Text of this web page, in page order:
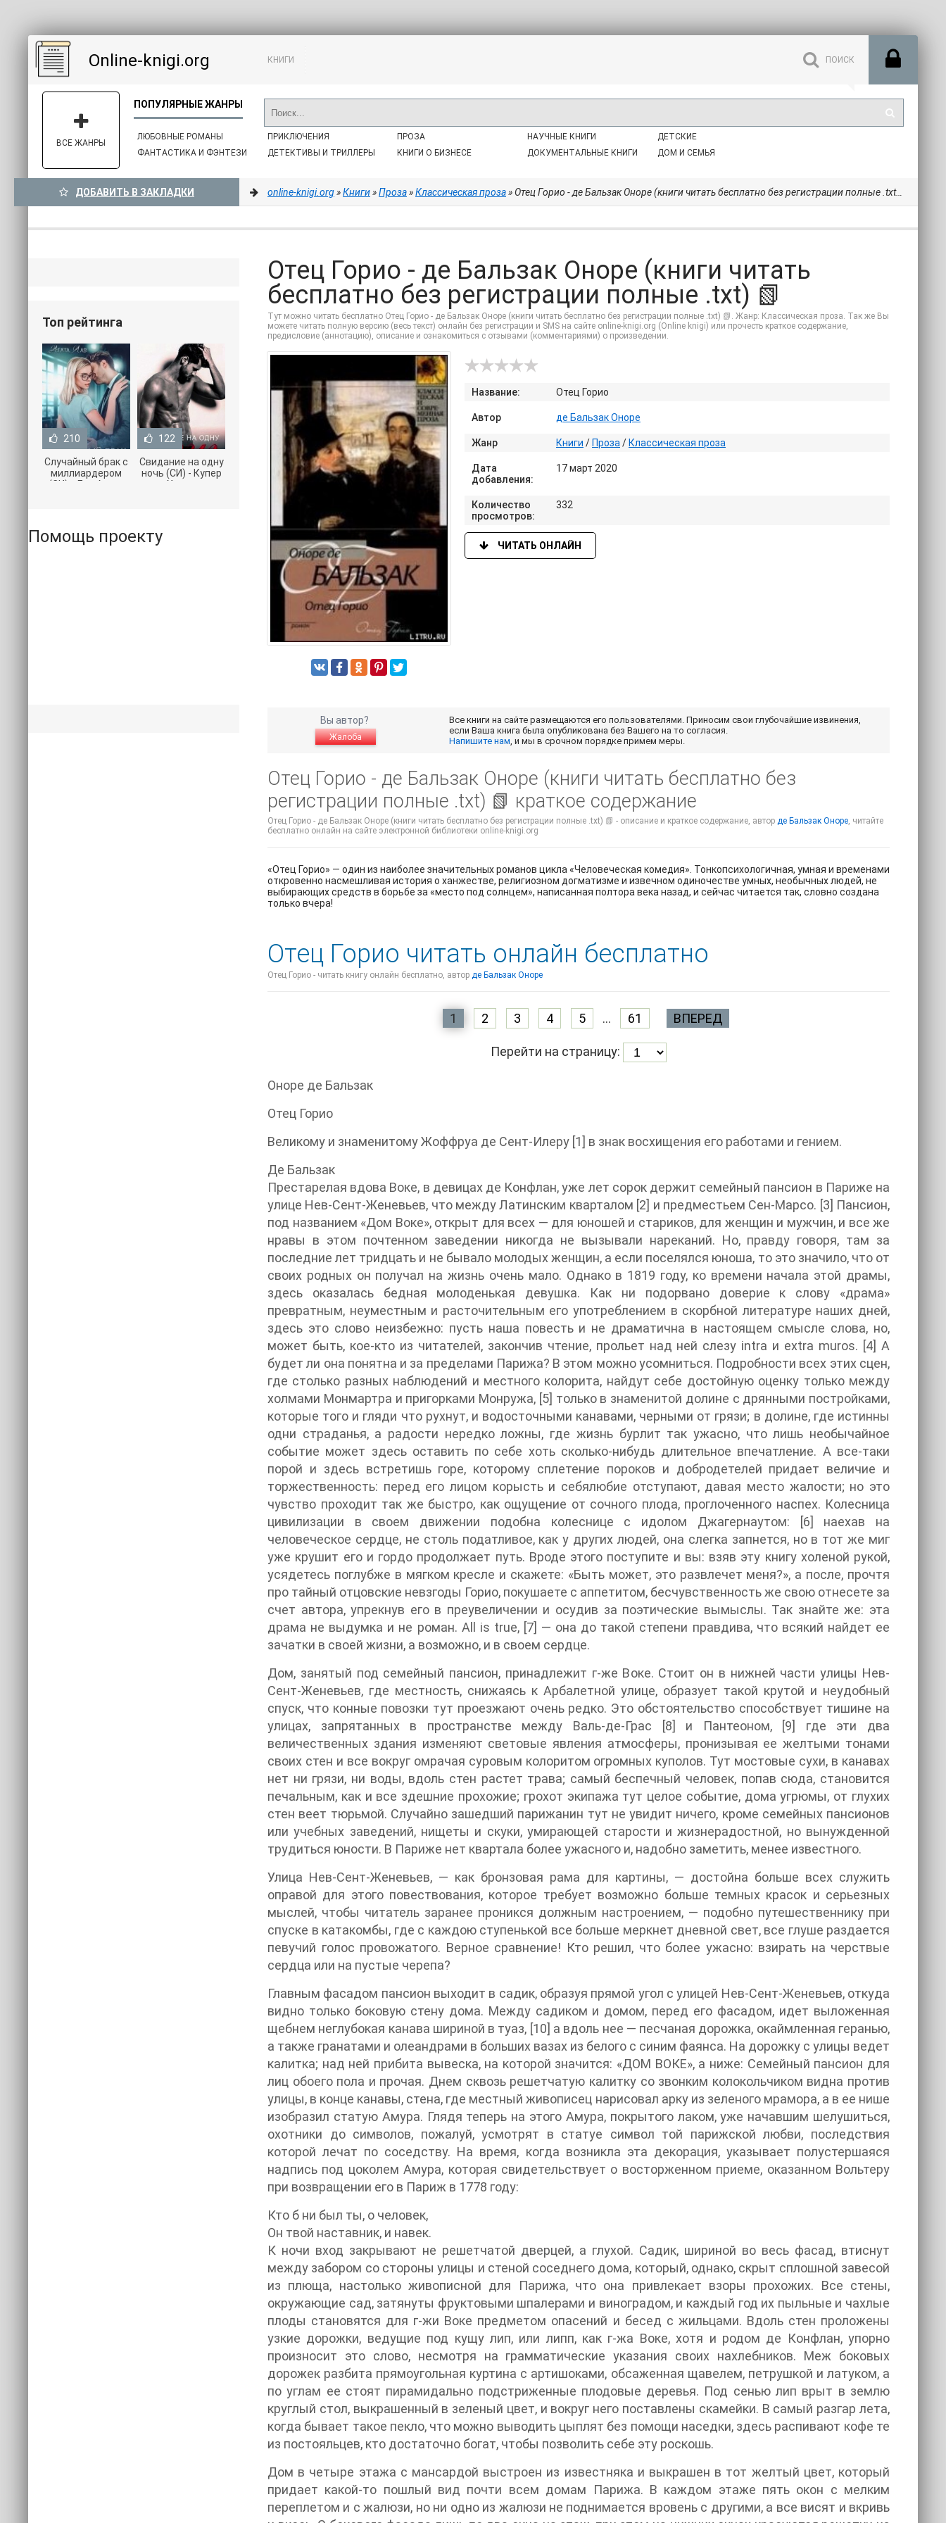
Online-knigi.org КНИГИ
ЛЮБОВНЫЕ РОМАНЫ
ФАНТАСТИКА И ФЭНТЕЗИ
ПРИКЛЮЧЕНИЯ
ДЕТЕКТИВЫ И ТРИЛЛЕРЫ
ПРОЗА
КНИГИ О БИЗНЕСЕ
НАУЧНЫЕ КНИГИ
ДОКУМЕНТАЛЬНЫЕ КНИГИ
ДЕТСКИЕ
ДОМ И СЕМЬЯ
ВСЕ ЖАНРЫ
ДОБАВИТЬ В ЗАКЛАДКИ online-knigi.org»Книги»Проза»Классическая проза» Отец Горио - де Бальзак Оноре (книги читать бесплатно без регистрации полные .txt) 📗
Отец Горио - де Бальзак Оноре (книги читать
бесплатно без регистрации полные .txt) 📗
Тут можно читать бесплатно Отец Горио - де Бальзак Оноре (книги читать бесплатно без регистрации полные .txt) 📗. Жанр: Классическая проза. Так же Вы
можете читать полную версию (весь текст) онлайн без регистрации и SMS на сайте online-knigi.org (Online knigi) или прочесть краткое содержание,
предисловие (аннотацию), описание и ознакомиться с отзывами (комментариями) о произведении.
Название: Отец Горио
Автор де Бальзак Оноре
Жанр Книги / Проза / Классическая проза
Дата
добавления:
17 март 2020
Количество
просмотров:
332
ЧИТАТЬ ОНЛАЙН
Вы автор?
Жалоба
Все книги на сайте размещаются его пользователями. Приносим свои глубочайшие извинения,
если Ваша книга была опубликована без Вашего на то согласия.
Напишите нам, и мы в срочном порядке примем меры.
Отец Горио - де Бальзак Оноре (книги читать бесплатно без
регистрации полные .txt) 📗 краткое содержание
Отец Горио - де Бальзак Оноре (книги читать бесплатно без регистрации полные .txt) 📗 - описание и краткое содержание, автор де Бальзак Оноре, читайте
бесплатно онлайн на сайте электронной библиотеки online-knigi.org
«Отец Горио» — один из наиболее значительных романов цикла «Человеческая комедия». Тонкопсихологичная, умная и временами
откровенно насмешливая история о ханжестве, религиозном догматизме и извечном одиночестве умных, необычных людей, не
выбирающих средств в борьбе за «место под солнцем», написанная полтора века назад, и сейчас читается так, словно создана
только вчера!
Отец Горио читать онлайн бесплатно
Отец Горио - читать книгу онлайн бесплатно, автор де Бальзак Оноре
1 2 3 4 5 ... 61 ВПЕРЕД
Перейти на страницу:
Оноре де Бальзак
Отец Горио
Великому и знаменитому Жоффруа де Сент-Илеру [1] в знак восхищения его работами и гением.
Де Бальзак
Престарелая вдова Воке, в девицах де Конфлан, уже лет сорок держит семейный пансион в Париже на
улице Нев-Сент-Женевьев, что между Латинским кварталом [2] и предместьем Сен-Марсо. [3] Пансион,
под названием «Дом Воке», открыт для всех — для юношей и стариков, для женщин и мужчин, и все же
нравы в этом почтенном заведении никогда не вызывали нареканий. Но, правду говоря, там за
последние лет тридцать и не бывало молодых женщин, а если поселялся юноша, то это значило, что от
своих родных он получал на жизнь очень мало. Однако в 1819 году, ко времени начала этой драмы,
здесь оказалась бедная молоденькая девушка. Как ни подорвано доверие к слову «драма»
превратным, неуместным и расточительным его употреблением в скорбной литературе наших дней,
здесь это слово неизбежно: пусть наша повесть и не драматична в настоящем смысле слова, но,
может быть, кое-кто из читателей, закончив чтение, прольет над ней слезу intra и extra muros. [4] А
будет ли она понятна и за пределами Парижа? В этом можно усомниться. Подробности всех этих сцен,
где столько разных наблюдений и местного колорита, найдут себе достойную оценку только между
холмами Монмартра и пригорками Монружа, [5] только в знаменитой долине с дрянными постройками,
которые того и гляди что рухнут, и водосточными канавами, черными от грязи; в долине, где истинны
одни страданья, а радости нередко ложны, где жизнь бурлит так ужасно, что лишь необычайное
событие может здесь оставить по себе хоть сколько-нибудь длительное впечатление. А все-таки
порой и здесь встретишь горе, которому сплетение пороков и добродетелей придает величие и
торжественность: перед его лицом корысть и себялюбие отступают, давая место жалости; но это
чувство проходит так же быстро, как ощущение от сочного плода, проглоченного наспех. Колесница
цивилизации в своем движении подобна колеснице с идолом Джагернаутом: [6] наехав на
человеческое сердце, не столь податливое, как у других людей, она слегка запнется, но в тот же миг
уже крушит его и гордо продолжает путь. Вроде этого поступите и вы: взяв эту книгу холеной рукой,
усядетесь поглубже в мягком кресле и скажете: «Быть может, это развлечет меня?», а после, прочтя
про тайный отцовские невзгоды Горио, покушаете с аппетитом, бесчувственность же свою отнесете за
счет автора, упрекнув его в преувеличении и осудив за поэтические вымыслы. Так знайте же: эта
драма не выдумка и не роман. All is true, [7] — она до такой степени правдива, что всякий найдет ее
зачатки в своей жизни, а возможно, и в своем сердце.
Дом, занятый под семейный пансион, принадлежит г-же Воке. Стоит он в нижней части улицы Нев-
Сент-Женевьев, где местность, снижаясь к Арбалетной улице, образует такой крутой и неудобный
спуск, что конные повозки тут проезжают очень редко. Это обстоятельство способствует тишине на
улицах, запрятанных в пространстве между Валь-де-Грас [8] и Пантеоном, [9] где эти два
величественных здания изменяют световые явления атмосферы, пронизывая ее желтыми тонами
своих стен и все вокруг омрачая суровым колоритом огромных куполов. Тут мостовые сухи, в канавах
нет ни грязи, ни воды, вдоль стен растет трава; самый беспечный человек, попав сюда, становится
печальным, как и все здешние прохожие; грохот экипажа тут целое событие, дома угрюмы, от глухих
стен веет тюрьмой. Случайно зашедший парижанин тут не увидит ничего, кроме семейных пансионов
или учебных заведений, нищеты и скуки, умирающей старости и жизнерадостной, но вынужденной
трудиться юности. В Париже нет квартала более ужасного и, надобно заметить, менее известного.
Улица Нев-Сент-Женевьев, — как бронзовая рама для картины, — достойна больше всех служить
оправой для этого повествования, которое требует возможно больше темных красок и серьезных
мыслей, чтобы читатель заранее проникся должным настроением, — подобно путешественнику при
спуске в катакомбы, где с каждою ступенькой все больше меркнет дневной свет, все глуше раздается
певучий голос провожатого. Верное сравнение! Кто решил, что более ужасно: взирать на черствые
сердца или на пустые черепа?
Главным фасадом пансион выходит в садик, образуя прямой угол с улицей Нев-Сент-Женевьев, откуда
видно только боковую стену дома. Между садиком и домом, перед его фасадом, идет выложенная
щебнем неглубокая канава шириной в туаз, [10] а вдоль нее — песчаная дорожка, окаймленная геранью,
а также гранатами и олеандрами в больших вазах из белого с синим фаянса. На дорожку с улицы ведет
калитка; над ней прибита вывеска, на которой значится: «ДОМ ВОКЕ», а ниже: Семейный пансион для
лиц обоего пола и прочая. Днем сквозь решетчатую калитку со звонким колокольчиком видна против
улицы, в конце канавы, стена, где местный живописец нарисовал арку из зеленого мрамора, а в ее нише
изобразил статую Амура. Глядя теперь на этого Амура, покрытого лаком, уже начавшим шелушиться,
охотники до символов, пожалуй, усмотрят в статуе символ той парижской любви, последствия
которой лечат по соседству. На время, когда возникла эта декорация, указывает полустершаяся
надпись под цоколем Амура, которая свидетельствует о восторженном приеме, оказанном Вольтеру
при возвращении его в Париж в 1778 году:
Кто б ни был ты, о человек,
Он твой наставник, и навек.
К ночи вход закрывают не решетчатой дверцей, а глухой. Садик, шириной во весь фасад, втиснут
между забором со стороны улицы и стеной соседнего дома, который, однако, скрыт сплошной завесой
из плюща, настолько живописной для Парижа, что она привлекает взоры прохожих. Все стены,
окружающие сад, затянуты фруктовыми шпалерами и виноградом, и каждый год их пыльные и чахлые
плоды становятся для г-жи Воке предметом опасений и бесед с жильцами. Вдоль стен проложены
узкие дорожки, ведущие под кущу лип, или липп, как г-жа Воке, хотя и родом де Конфлан, упорно
произносит это слово, несмотря на грамматические указания своих нахлебников. Меж боковых
дорожек разбита прямоугольная куртина с артишоками, обсаженная щавелем, петрушкой и латуком, а
по углам ее стоят пирамидально подстриженные плодовые деревья. Под сенью лип врыт в землю
круглый стол, выкрашенный в зеленый цвет, и вокруг него поставлены скамейки. В самый разгар лета,
когда бывает такое пекло, что можно выводить цыплят без помощи наседки, здесь распивают кофе те
из постояльцев, кто достаточно богат, чтобы позволить себе эту роскошь.
Дом в четыре этажа с мансардой выстроен из известняка и выкрашен в тот желтый цвет, который
придает какой-то пошлый вид почти всем домам Парижа. В каждом этаже пять окон с мелким
переплетом и с жалюзи, но ни одно из жалюзи не поднимается вровень с другими, а все висят и вкривь
Топ рейтинга
210
Случайный брак с
миллиардером
(СИ) - Лав Агата
122
Свидание на одну
ночь (СИ) - Купер
Хелен
Помощь проекту